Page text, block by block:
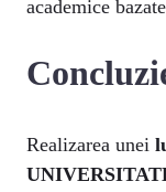
academice
Realizarea unei